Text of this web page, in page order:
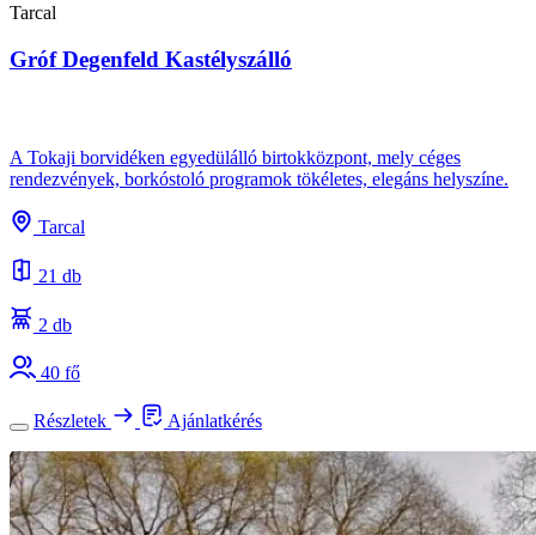
Tarcal
Gróf Degenfeld Kastélyszálló
A Tokaji borvidéken egyedülálló birtokközpont, mely céges
rendezvények, borkóstoló programok tökéletes, elegáns helyszíne.
Tarcal
21 db
2 db
40 fő
Részletek Ajánlatkérés